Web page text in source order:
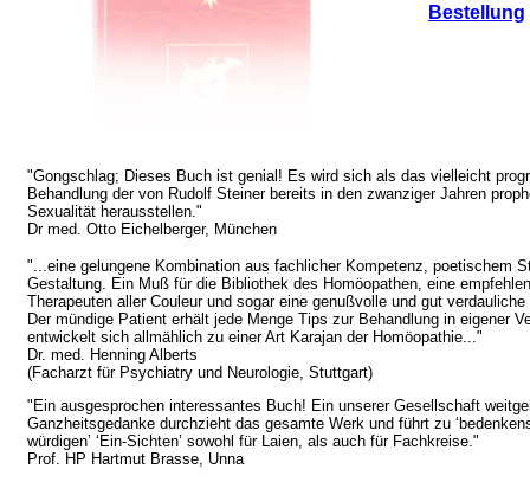
Bestellung
"Gongschlag; Dieses Buch ist genial! Es wird sich als das vielleicht
Behandlung der von Rudolf Steiner bereits in den zwanziger Jahren
Sexualität herausstellen."
Dr med. Otto Eichelberger, München
"...eine gelungene Kombination aus fachlicher Kompetenz, poetischem
Gestaltung. Ein Muß für die Bibliothek des Homöopathen, eine
Therapeuten aller Couleur und sogar eine genußvolle und gut
Der mündige Patient erhält jede Menge Tips zur Behandlung in eigener
entwickelt sich allmählich zu einer Art Karajan der Homöopathie..."
Dr. med. Henning Alberts
(Facharzt für Psychiatry und Neurologie, Stuttgart)
"Ein ausgesprochen interessantes Buch! Ein unserer Gesellschaft
Ganzheitsgedanke durchzieht das gesamte Werk und führt zu
würdigen’ ‘Ein-Sichten’ sowohl für Laien, als auch für Fachkreise."
Prof. HP Hartmut Brasse, Unna